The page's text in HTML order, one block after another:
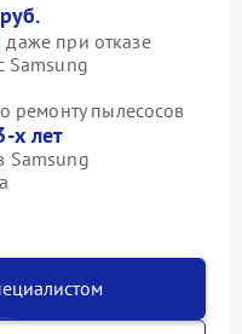
даже при отказе
Samsung
ремонту пылесосов
х лет
Samsung